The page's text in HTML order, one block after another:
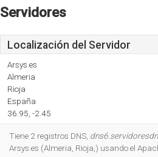
Servidores
Localización del Servidor
Arsys.es
Almeria
Rioja
España
36.95, -2.45
Tiene 2 registros DNS,
Arsys.es (Almeria, Rioja,) usando el